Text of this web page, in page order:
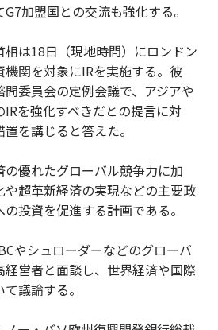
加盟国との交流も強化する。
は18日（現地時間）にロンドン
関を対象にIRを実施する。彼
委員会の定例会議で、アジアや
を強化すべきだとの提言に対
を講じると答えた。
優れたグローバル競争力に加
や超革新経済の実現などの主要政
投資を促進する計画である。
やシュローダーなどのグローバ
営者と面談し、世界経済や国際
議論する。